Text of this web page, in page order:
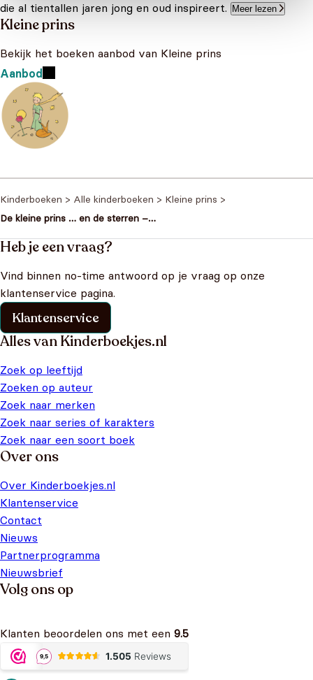
die al tientallen jaren jong en oud inspireert.
Meer lezen
Kleine prins
Bekijk het boeken aanbod van Kleine prins
Aanbod
Kinderboeken > Alle kinderboeken > Kleine prins >
De kleine prins … en de sterren –
Heb je een vraag?
Vind binnen no-time antwoord op je vraag op onze
klantenservice pagina.
Klantenservice
Alles van Kinderboekjes.nl
Zoek op leeftijd
Zoeken op auteur
Zoek naar merken
Zoek naar series of karakters
Zoek naar een soort boek
Over ons
Over Kinderboekjes.nl
Klantenservice
Contact
Nieuws
Partnerprogramma
Nieuwsbrief
Volg ons op
Klanten beoordelen ons met een 9.5